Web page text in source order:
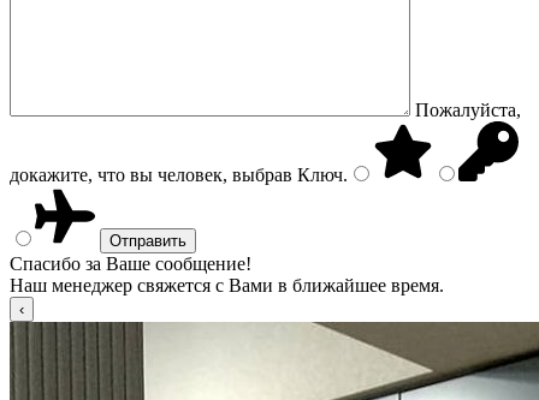
Пожалуйста,
докажите, что вы человек, выбрав Ключ.
Спасибо за Ваше сообщение!
Наш менеджер свяжется с Вами в ближайшее время.